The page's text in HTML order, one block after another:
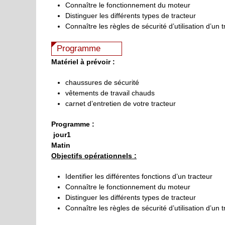
Connaître le fonctionnement du moteur
Distinguer les différents types de tracteur
Connaître les règles de sécurité d’utilisation d’un
Programme
Matériel à prévoir :
chaussures de sécurité
vêtements de travail chauds
carnet d’entretien de votre tracteur
Programme :
jour1
Matin
Objectifs opérationnels :
Identifier les différentes fonctions d’un tracteur
Connaître le fonctionnement du moteur
Distinguer les différents types de tracteur
Connaître les règles de sécurité d’utilisation d’un